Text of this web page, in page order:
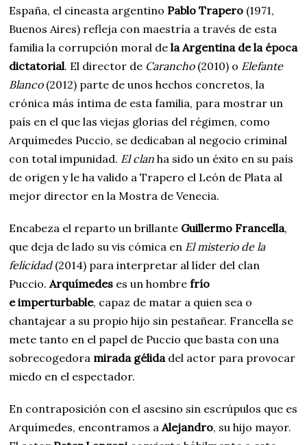
España, el cineasta argentinoPablo Trapero (1971,
Buenos Aires) refleja con maestría a través de esta
familia la corrupción moral dela Argentina de la época
dictatorial. El director de Carancho(2010) o Elefante
Blanco(2012) parte de unos hechos concretos, la
crónica más íntima de esta familia, para mostrar un
país en el que las viejas glorias del régimen, como
Arquímedes Puccio, se dedicaban al negocio criminal
con total impunidad. El clan ha sido un éxito en su país
de origen y le ha valido a Trapero el León de Plata al
mejor director en la Mostra de Venecia.
Encabeza el reparto un brillante Guillermo Francella,
que deja de lado su vis cómica en El misterio de la
felicidad(2014) para interpretar al líder del clan
Puccio.Arquímedes es un hombrefrío
e imperturbable, capaz de matar a quien sea o
chantajear a su propio hijo sin pestañear. Francella se
mete tanto en el papel de Puccio que basta con una
sobrecogedora mirada gélidadel actor para provocar
miedo en el espectador.
En contraposición con el asesino sin escrúpulos que es
Arquímedes, encontramos aAlejandro, su hijo mayor.